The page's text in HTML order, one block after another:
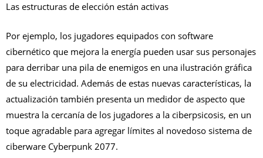
Las estructuras de elección están activas
Por ejemplo, los jugadores equipados con software
cibernético que mejora la energía pueden usar sus personajes
para derribar una pila de enemigos en una ilustración gráfica
de su electricidad. Además de estas nuevas características, la
actualización también presenta un medidor de aspecto que
muestra la cercanía de los jugadores a la ciberpsicosis, en un
toque agradable para agregar límites al novedoso sistema de
ciberware Cyberpunk 2077.